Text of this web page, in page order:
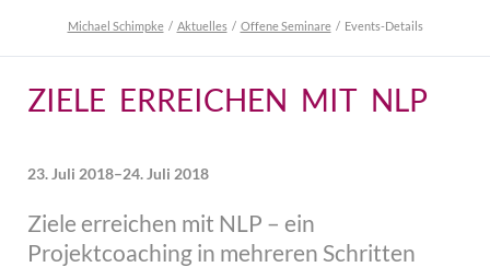
Michael Schimpke Aktuelles Offene Seminare Events-Details
ZIELE ERREICHEN MIT NLP
23. Juli 2018–24. Juli 2018
Ziele erreichen mit NLP – ein
Projektcoaching in mehreren Schritten